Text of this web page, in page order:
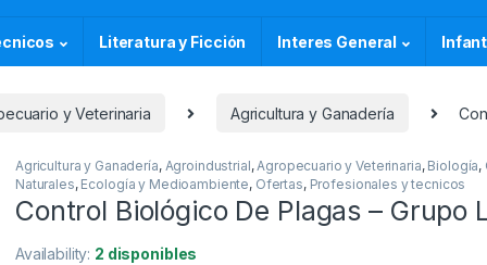
Literatura y Ficción Interes General
y Veterinaria Agricultura y Ganadería
Agricultura y Ganadería, Agroindustrial,Agropecuario y Veterinaria, Biología,
Naturales, Ecología y Medioambiente, Ofertas, Profesionales y tecnicos
Control Biológico De Plagas – Grupo
Availability: 2 disponibles